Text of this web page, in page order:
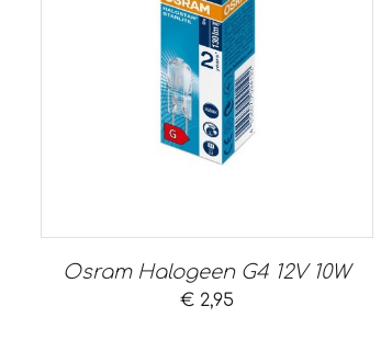
Osram Halogeen G4 12V 10W
€2,95